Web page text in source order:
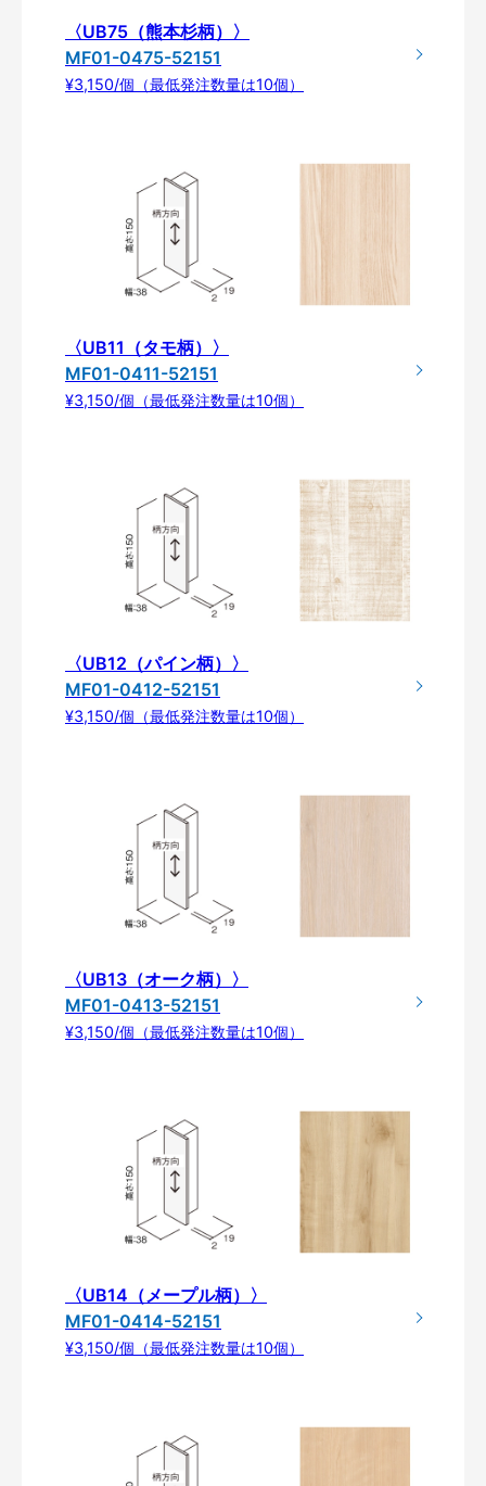
〈UB75（熊本杉柄）〉
MF01-0475-52151
¥3,150/個（最低発注数量は10個）
〈UB11（タモ柄）〉
MF01-0411-52151
¥3,150/個（最低発注数量は10個）
〈UB12（パイン柄）〉
MF01-0412-52151
¥3,150/個（最低発注数量は10個）
〈UB13（オーク柄）〉
MF01-0413-52151
¥3,150/個（最低発注数量は10個）
〈UB14（メープル柄）〉
MF01-0414-52151
¥3,150/個（最低発注数量は10個）